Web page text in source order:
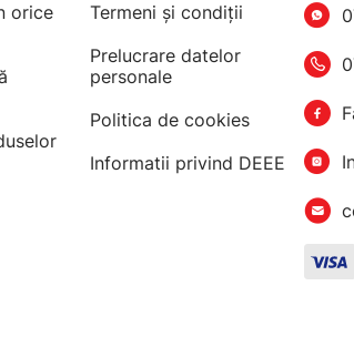
orice
Termeni şi condiţii
Prelucrare datelor
personale
Politica de cookies
Informatii privind DEEE